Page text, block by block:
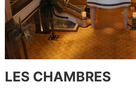
LES CHAMBRES